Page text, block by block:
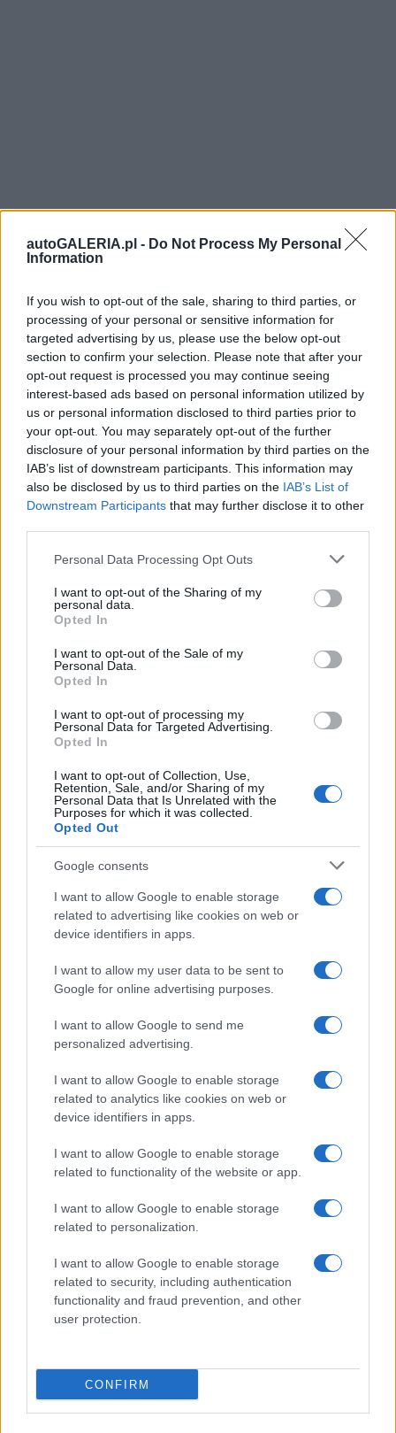
autoGALERIA.pl - Do Not Process My Personal
Information
If you wish to opt-out of the sale, sharing to third parties, or
processing of your personal or sensitive information for
targeted advertising by us, please use the below opt-out
section to confirm your selection. Please note that after your
opt-out request is processed you may continue seeing
interest-based ads based on personal information utilized by
us or personal information disclosed to third parties prior to
your opt-out. You may separately opt-out of the further
disclosure of your personal information by third parties on the
IAB’s list of downstream participants. This information may
also be disclosed by us to third parties on the IAB’s List of
Downstream Participants that may further disclose it to other
Please note that this website/app uses one or more Google
not limited to your visit or usage behaviour. You may click to
grant or deny consent to Google and its third-party tags to
use your data for below specified purposes in below Google
consent section.
Personal Data Processing Opt Outs
I want to opt-out of the Sharing of my
personal data.
Opted In
I want to opt-out of the Sale of my
Personal Data.
Opted In
I want to opt-out of processing my
Personal Data for Targeted Advertising.
Opted In
I want to opt-out of Collection, Use,
Retention, Sale, and/or Sharing of my
Personal Data that Is Unrelated with the
Purposes for which it was collected.
Opted Out
Google consents
I want to allow Google to enable storage
related to advertising like cookies on web or
device identifiers in apps.
I want to allow my user data to be sent to
Google for online advertising purposes.
I want to allow Google to send me
personalized advertising.
I want to allow Google to enable storage
related to analytics like cookies on web or
device identifiers in apps.
I want to allow Google to enable storage
related to functionality of the website or app.
I want to allow Google to enable storage
related to personalization.
I want to allow Google to enable storage
related to security, including authentication
functionality and fraud prevention, and other
user protection.
CONFIRM